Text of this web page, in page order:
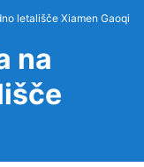
letališče Xiamen Gaoqi
na